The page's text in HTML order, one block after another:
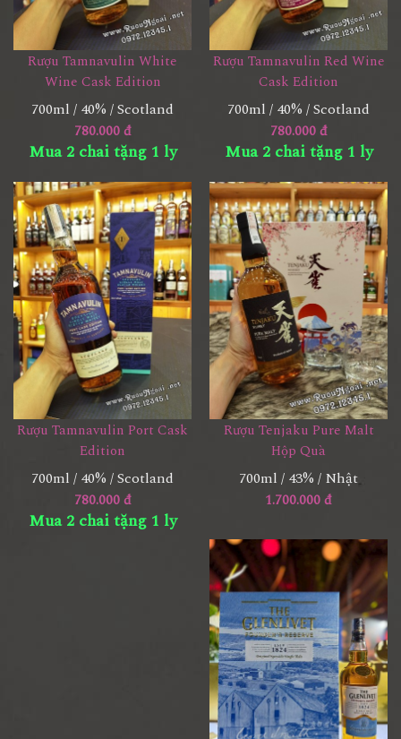
Rượu Tamnavulin White
Wine Cask Edition
700ml / 40% / Scotland
780.000 đ
Mua 2 chai tặng 1 ly
Rượu Tamnavulin Red Wine
Cask Edition
700ml / 40% / Scotland
780.000 đ
Mua 2 chai tặng 1 ly
Rượu Tamnavulin Port Cask
Edition
700ml / 40% / Scotland
780.000 đ
Mua 2 chai tặng 1 ly
Rượu Tenjaku Pure Malt
Hộp Quà
700ml / 43% / Nhật
1.700.000 đ